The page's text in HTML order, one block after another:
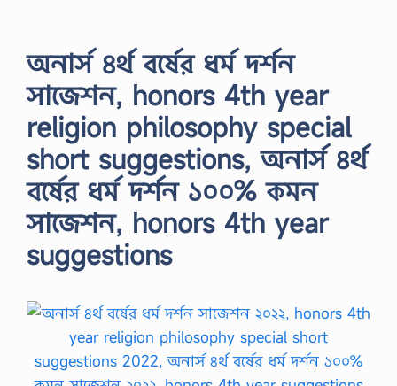
অনার্স ৪র্থ বর্ষের ধর্ম দর্শন
সাজেশন, honors 4th year
religion philosophy special
short suggestions, অনার্স ৪র্থ
বর্ষের ধর্ম দর্শন ১০০% কমন
সাজেশন, honors 4th year
suggestions